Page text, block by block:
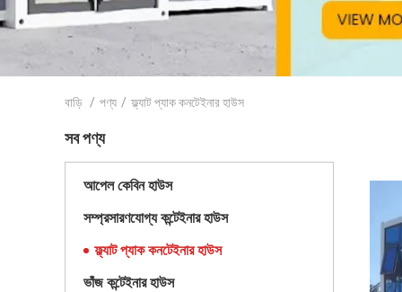
বাড়ি / পণ্য / ফ্ল্যাট প্যাক কনটেইনার হাউস
সব পণ্য
আপেল কেবিন হাউস
সম্প্রসারণযোগ্য কন্টেইনার হাউস
ফ্ল্যাট প্যাক কনটেইনার হাউস
ভাঁজ কন্টেইনার হাউস